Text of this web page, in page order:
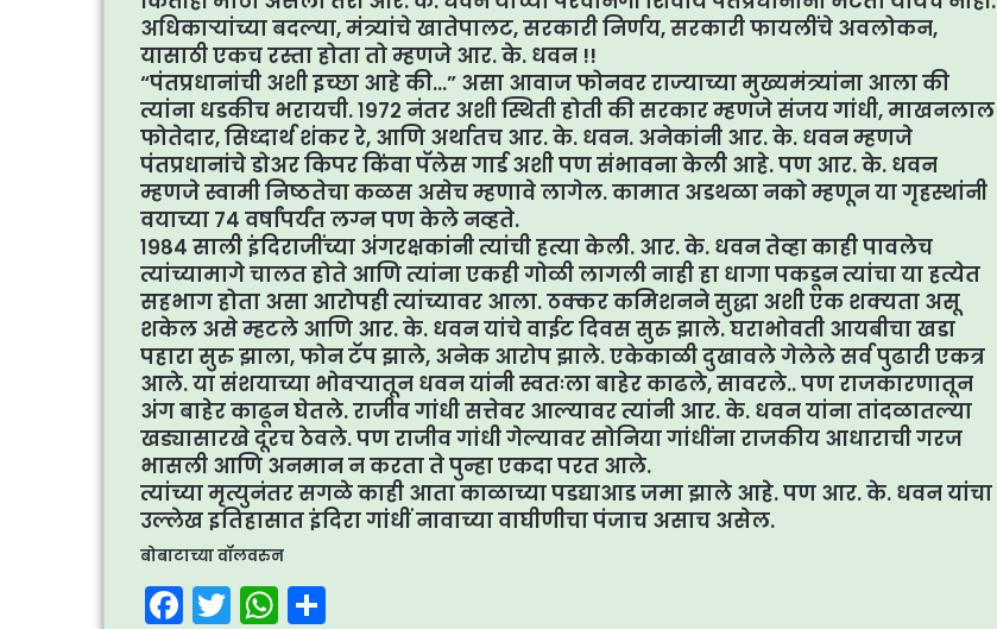
अधिकार्‍यांच्या बदल्या, मंत्र्यांचे खातेपालट, सरकारी निर्णय, सरकारी फायलींचे अवलोकन,
यासाठी एकच रस्ता होता तो म्हणजे आर. के. धवन !!
“पंतप्रधानांची अशी इच्छा आहे की…” असा आवाज फोनवर राज्याच्या मुख्यमंत्र्यांना आला की
त्यांना धडकीच भरायची. १९७२ नंतर अशी स्थिती होती की सरकार म्हणजे संजय गांधी, माखनलाल
फोतेदार, सिध्दार्थ शंकर रे, आणि अर्थातच आर. के. धवन. अनेकांनी आर. के. धवन म्हणजे
पंतप्रधानांचे डोअर किपर किंवा पॅलेस गार्ड अशी पण संभावना केली आहे. पण आर. के. धवन
म्हणजे स्वामी निष्ठतेचा कळस असेच म्हणावे लागेल. कामात अडथळा नको म्हणून या गृहस्थांनी
वयाच्या ७४ वर्षांपर्यंत लग्न पण केले नव्हते.
१९८४ साली इंदिराजींच्या अंगरक्षकांनी त्यांची हत्या केली. आर. के. धवन तेव्हा काही पावलेच
त्यांच्यामागे चालत होते आणि त्यांना एकही गोळी लागली नाही हा धागा पकडून त्यांचा या हत्येत
सहभाग होता असा आरोपही त्यांच्यावर आला. ठक्कर कमिशनने सुद्धा अशी एक शक्यता असू
शकेल असे म्हटले आणि आर. के. धवन यांचे वाईट दिवस सुरु झाले. घराभोवती आयबीचा खडा
पहारा सुरु झाला, फोन टॅप झाले, अनेक आरोप झाले. एकेकाळी दुखावले गेलेले सर्व पुढारी एकत्र
आले. या संशयाच्या भोवर्‍यातून धवन यांनी स्वतःला बाहेर काढले, सावरले.. पण राजकारणातून
अंग बाहेर काढून घेतले. राजीव गांधी सत्तेवर आल्यावर त्यांनी आर. के. धवन यांना तांदळातल्या
खड्यासारखे दूरच ठेवले. पण राजीव गांधी गेल्यावर सोनिया गांधींना राजकीय आधाराची गरज
भासली आणि अनमान न करता ते पुन्हा एकदा परत आले.
त्यांच्या मृत्युनंतर सगळे काही आता काळाच्या पडद्याआड जमा झाले आहे. पण आर. के. धवन यांचा
उल्लेख इतिहासात इंदिरा गांधीं नावाच्या वाघीणीचा पंजाच असाच असेल.
बोबाटाच्या वॉलवरुन
F
T
W